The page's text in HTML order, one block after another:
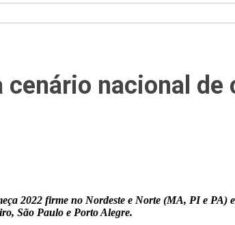
nacional de
2022 firme no Nordeste e Norte (MA, PI e PA)
São Paulo e Porto Alegre.